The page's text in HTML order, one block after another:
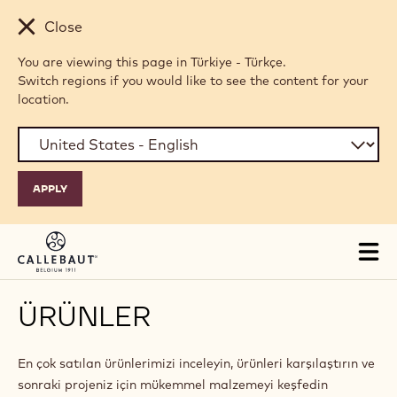
Skip to main content
Close
You are viewing this page in Türkiye - Türkçe.
Switch regions if you would like to see the content for your
location.
ÜRÜNLER
En çok satılan ürünlerimizi inceleyin, ürünleri karşılaştırın ve
sonraki projeniz için mükemmel malzemeyi keşfedin